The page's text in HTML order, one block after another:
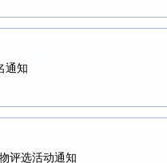
通知
评选活动通知